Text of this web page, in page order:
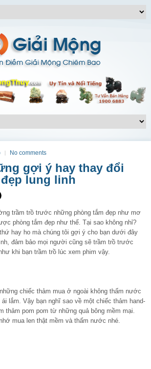
No comments
gợi ý hay thay đổi
lung linh
trầm trồ trước những phòng tắm đẹp như mơ
phòng tắm đẹp như thế. Tại sao không nhỉ?
hay ho mà chúng tôi gợi ý cho bạn dưới đây
đảm bảo mọi người cũng sẽ trầm trồ trước
khi bạn trầm trồ lúc xem phim vậy.
chiếc thảm mua ở ngoài không thấm nước
ái lắm. Vậy bạn nghĩ sao về một chiếc thảm hand-
thảm pom pom từ những quả bông mềm mại.
mua len thật mềm và thấm nước nhé.